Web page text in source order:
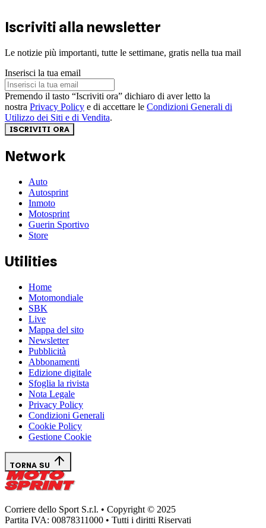
Iscriviti alla newsletter
Le notizie più importanti, tutte le settimane, gratis nella tua mail
Inserisci la tua email
Premendo il tasto “Iscriviti ora” dichiaro di aver letto la
nostra Privacy Policy e di accettare le Condizioni Generali di
Utilizzo dei Siti e di Vendita.
ISCRIVITI ORA
Network
Auto
Autosprint
Inmoto
Motosprint
Guerin Sportivo
Store
Utilities
Home
Motomondiale
SBK
Live
Mappa del sito
Newsletter
Pubblicità
Abbonamenti
Edizione digitale
Sfoglia la rivista
Nota Legale
Privacy Policy
Condizioni Generali
Cookie Policy
Gestione Cookie
TORNA SU
Corriere dello Sport S.r.l. • Copyright © 2025
Partita IVA: 00878311000 • Tutti i diritti Riservati